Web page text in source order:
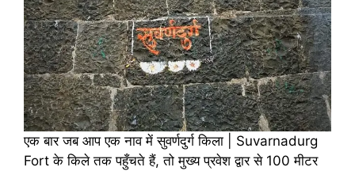
एक बार जब आप एक नाव में सुवर्णदुर्ग किला | Suvarnadurg
Fort के किले तक पहुँचते हैं, तो मुख्य प्रवेश द्वार से 100 मीटर